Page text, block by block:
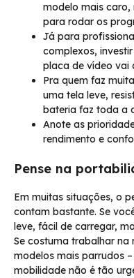
modelo mais
para rodar os
Já para
complexos,
placa de vídeo vai
Pra quem faz
uma tela leve,
bateria faz toda a
Anote as
rendimento e
Pense na
Em muitas situações, o
contam bastante. Se
leve, fácil de carregar,
Se costuma trabalhar na
modelos mais parrudos
mobilidade não é tão